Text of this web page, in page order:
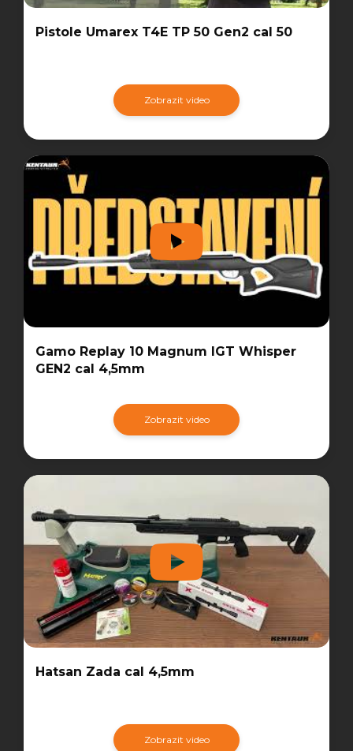
Pistole Umarex T4E TP 50 Gen2 cal 50
Zobrazit video
Gamo Replay 10 Magnum IGT Whisper
GEN2 cal 4,5mm
Zobrazit video
Hatsan Zada cal 4,5mm
Zobrazit video